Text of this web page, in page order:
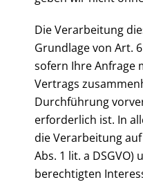
Die Verarbeitung
Grundlage von Art.
sofern Ihre Anfrage
Vertrags
Durchführung
erforderlich ist. In
die Verarbeitung
Abs. 1 lit. a
berechtigten